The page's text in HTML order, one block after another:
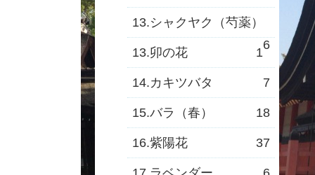
13.シャクヤク（芍薬）
6
13.卯の花 1
14.カキツバタ 7
15.バラ（春） 18
16.紫陽花 37